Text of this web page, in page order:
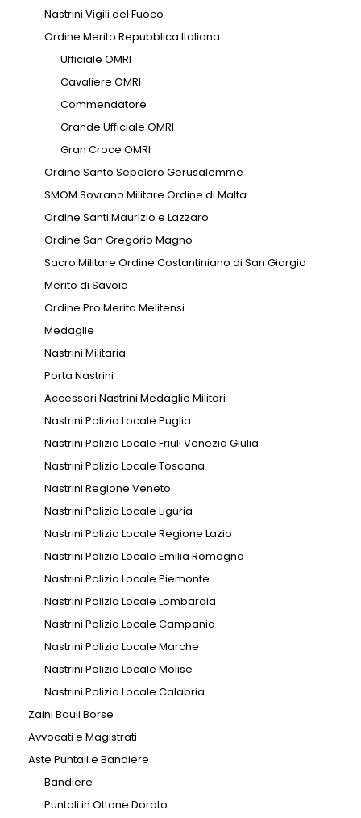
Nastrini Vigili del Fuoco
Ordine Merito Repubblica Italiana
Ufficiale OMRI
Cavaliere OMRI
Commendatore
Grande Ufficiale OMRI
Gran Croce OMRI
Ordine Santo Sepolcro Gerusalemme
SMOM Sovrano Militare Ordine di Malta
Ordine Santi Maurizio e Lazzaro
Ordine San Gregorio Magno
Sacro Militare Ordine Costantiniano di San Giorgio
Merito di Savoia
Ordine Pro Merito Melitensi
Medaglie
Nastrini Militaria
Porta Nastrini
Accessori Nastrini Medaglie Militari
Nastrini Polizia Locale Puglia
Nastrini Polizia Locale Friuli Venezia Giulia
Nastrini Polizia Locale Toscana
Nastrini Regione Veneto
Nastrini Polizia Locale Liguria
Nastrini Polizia Locale Regione Lazio
Nastrini Polizia Locale Emilia Romagna
Nastrini Polizia Locale Piemonte
Nastrini Polizia Locale Lombardia
Nastrini Polizia Locale Campania
Nastrini Polizia Locale Marche
Nastrini Polizia Locale Molise
Nastrini Polizia Locale Calabria
Zaini Bauli Borse
Avvocati e Magistrati
Aste Puntali e Bandiere
Bandiere
Puntali in Ottone Dorato